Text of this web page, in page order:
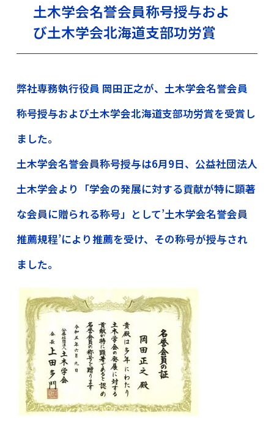
土木学会名誉会員称号授与およ
び土木学会北海道支部功労賞
弊社専務執行役員 岡田正之が、土木学会名誉会員
称号授与および土木学会北海道支部功労賞を受賞し
ました。
土木学会名誉会員称号授与は6月9日、公益社団法人
土木学会より「学会の発展に対する貢献が特に顕著
な会員に贈られる称号」として’土木学会名誉会員
推薦規程’により推薦を受け、その称号が授与され
ました。